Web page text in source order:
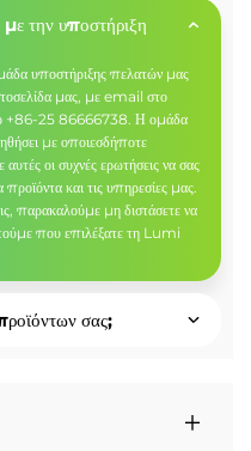
την υποστήριξη
υποστήριξης πελατών μας
μας, με email στο
+86-25 86666738. Η ομάδα
με οποιεσδήποτε
οι συχνές ερωτήσεις να σας
και τις υπηρεσίες μας.
παρακαλούμε μη διστάσετε να
που επιλέξατε τη Lumi
σας;